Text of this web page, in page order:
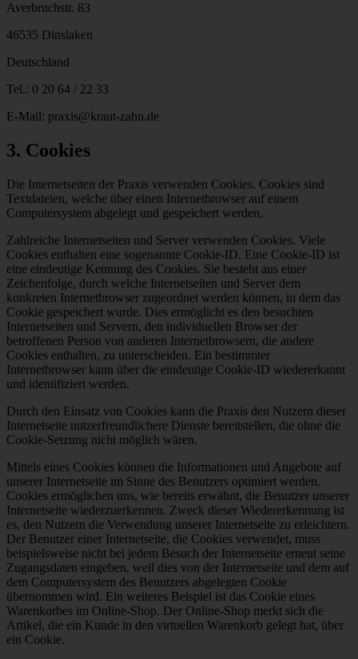
Averbruchstr. 83
46535 Dinslaken
Deutschland
Tel.: 0 20 64 / 22 33
E-Mail: praxis@kraut-zahn.de
3. Cookies
Die Internetseiten der Praxis verwenden Cookies. Cookies sind
Textdateien, welche über einen Internetbrowser auf einem
Computersystem abgelegt und gespeichert werden.
Zahlreiche Internetseiten und Server verwenden Cookies. Viele
Cookies enthalten eine sogenannte Cookie-ID. Eine Cookie-ID ist
eine eindeutige Kennung des Cookies. Sie besteht aus einer
Zeichenfolge, durch welche Internetseiten und Server dem
konkreten Internetbrowser zugeordnet werden können, in dem das
Cookie gespeichert wurde. Dies ermöglicht es den besuchten
Internetseiten und Servern, den individuellen Browser der
betroffenen Person von anderen Internetbrowsern, die andere
Cookies enthalten, zu unterscheiden. Ein bestimmter
Internetbrowser kann über die eindeutige Cookie-ID wiedererkannt
und identifiziert werden.
Durch den Einsatz von Cookies kann die Praxis den Nutzern dieser
Internetseite nutzerfreundlichere Dienste bereitstellen, die ohne die
Cookie-Setzung nicht möglich wären.
Mittels eines Cookies können die Informationen und Angebote auf
unserer Internetseite im Sinne des Benutzers optimiert werden.
Cookies ermöglichen uns, wie bereits erwähnt, die Benutzer unserer
Internetseite wiederzuerkennen. Zweck dieser Wiedererkennung ist
es, den Nutzern die Verwendung unserer Internetseite zu erleichtern.
Der Benutzer einer Internetseite, die Cookies verwendet, muss
beispielsweise nicht bei jedem Besuch der Internetseite erneut seine
Zugangsdaten eingeben, weil dies von der Internetseite und dem auf
dem Computersystem des Benutzers abgelegten Cookie
übernommen wird. Ein weiteres Beispiel ist das Cookie eines
Warenkorbes im Online-Shop. Der Online-Shop merkt sich die
Artikel, die ein Kunde in den virtuellen Warenkorb gelegt hat, über
ein Cookie.